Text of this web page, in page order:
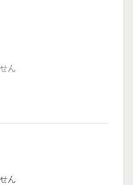
ん
ん